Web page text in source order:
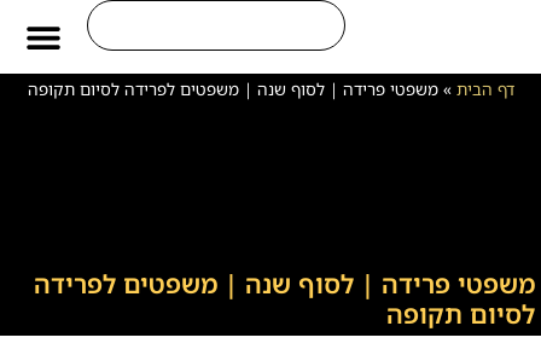
דף הבית »משפטי פרידה | לסוף שנה | משפטים לפרידה לסיום תקופה
משפטי פרידה | לסוף שנה | משפטים לפרידה
לסיום תקופה